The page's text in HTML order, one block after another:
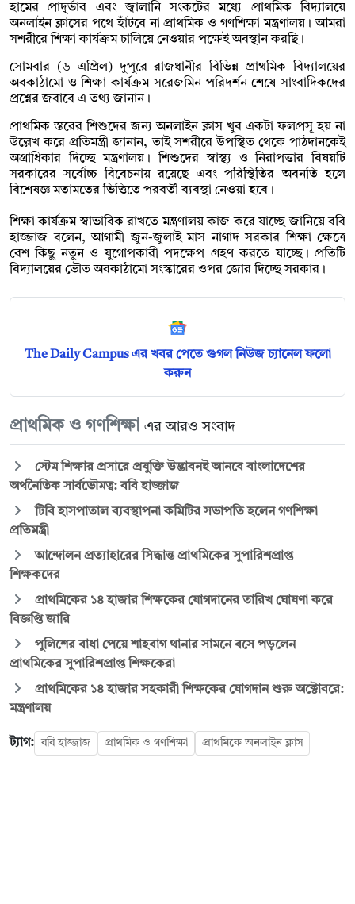
হামের প্রাদুর্ভাব এবং জ্বালানি সংকটের মধ্যে প্রাথমিক বিদ্যালয়ে
অনলাইন ক্লাসের পথে হাঁটবে না প্রাথমিক ও গণশিক্ষা মন্ত্রণালয়। আমরা
সশরীরে শিক্ষা কার্যক্রম চালিয়ে নেওয়ার পক্ষেই অবস্থান করছি।
সোমবার (৬ এপ্রিল) দুপুরে রাজধানীর বিভিন্ন প্রাথমিক বিদ্যালয়ের
অবকাঠামো ও শিক্ষা কার্যক্রম সরেজমিন পরিদর্শন শেষে সাংবাদিকদের
প্রশ্নের জবাবে এ তথ্য জানান।
প্রাথমিক স্তরের শিশুদের জন্য অনলাইন ক্লাস খুব একটা ফলপ্রসূ হয় না
উল্লেখ করে প্রতিমন্ত্রী জানান, তাই সশরীরে উপস্থিত থেকে পাঠদানকেই
অগ্রাধিকার দিচ্ছে মন্ত্রণালয়। শিশুদের স্বাস্থ্য ও নিরাপত্তার বিষয়টি
সরকারের সর্বোচ্চ বিবেচনায় রয়েছে এবং পরিস্থিতির অবনতি হলে
বিশেষজ্ঞ মতামতের ভিত্তিতে পরবর্তী ব্যবস্থা নেওয়া হবে।
শিক্ষা কার্যক্রম স্বাভাবিক রাখতে মন্ত্রণালয় কাজ করে যাচ্ছে জানিয়ে ববি
হাজ্জাজ বলেন, আগামী জুন-জুলাই মাস নাগাদ সরকার শিক্ষা ক্ষেত্রে
বেশ কিছু নতুন ও যুগোপকারী পদক্ষেপ গ্রহণ করতে যাচ্ছে। প্রতিটি
বিদ্যালয়ের ভৌত অবকাঠামো সংস্কারের ওপর জোর দিচ্ছে সরকার।
The Daily Campus এর খবর পেতে গুগল নিউজ চ্যানেল ফলো
করুন
প্রাথমিক ও গণশিক্ষা এর আরও সংবাদ
স্টেম শিক্ষার প্রসারে প্রযুক্তি উদ্ভাবনই আনবে বাংলাদেশের
অর্থনৈতিক সার্বভৌমত্ব: ববি হাজ্জাজ
টিবি হাসপাতাল ব্যবস্থাপনা কমিটির সভাপতি হলেন গণশিক্ষা
প্রতিমন্ত্রী
আন্দোলন প্রত্যাহারের সিদ্ধান্ত প্রাথমিকের সুপারিশপ্রাপ্ত
শিক্ষকদের
প্রাথমিকের ১৪ হাজার শিক্ষকের যোগদানের তারিখ ঘোষণা করে
বিজ্ঞপ্তি জারি
পুলিশের বাধা পেয়ে শাহবাগ থানার সামনে বসে পড়লেন
প্রাথমিকের সুপারিশপ্রাপ্ত শিক্ষকেরা
প্রাথমিকের ১৪ হাজার সহকারী শিক্ষকের যোগদান শুরু অক্টোবরে:
মন্ত্রণালয়
ট্যাগ: ববি হাজ্জাজ প্রাথমিক ও গণশিক্ষা প্রাথমিকে অনলাইন ক্লাস